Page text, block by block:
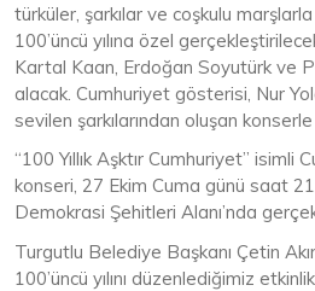
türküler, şarkılar ve coşkulu
100’üncü yılına özel
Kartal Kaan, Erdoğan Soyutürk ve
alacak. Cumhuriyet gösterisi, Nur
sevilen şarkılarından oluşan
“100 Yıllık Aşktır Cumhuriyet”
konseri, 27 Ekim Cuma günü saat
Demokrasi Şehitleri Alanı’nda
Turgutlu Belediye Başkanı Çetin
100’üncü yılını düzenlediğimiz